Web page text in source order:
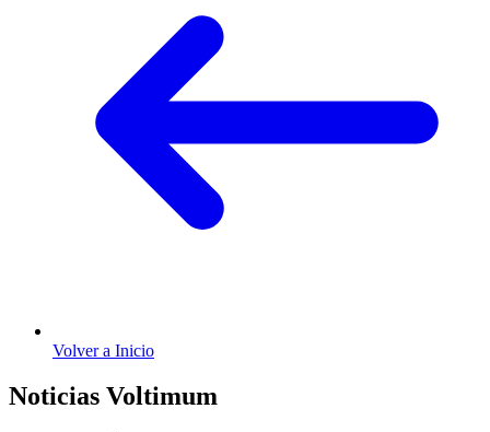
Volver a Inicio
Noticias Voltimum